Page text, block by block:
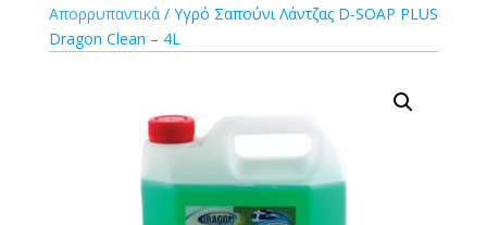
Απορρυπαντικά/ Υγρό Σαπούνι Λάντζας D-SOAP PLUS
Dragon Clean – 4L